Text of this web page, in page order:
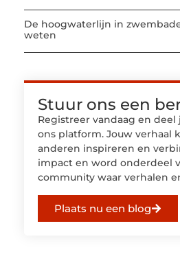
De hoogwaterlijn in
weten
Stuur ons een
Registreer vandaag en deel
ons platform. Jouw verhaal
anderen inspireren en
impact en word onderdeel
community waar verhalen
Plaats nu een blog